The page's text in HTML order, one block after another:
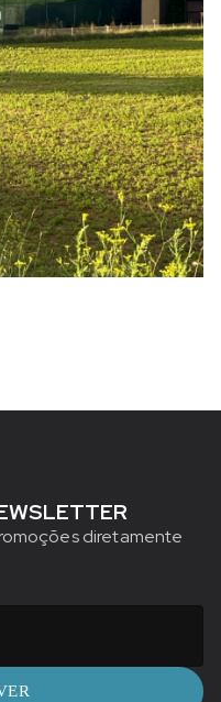
diretamente